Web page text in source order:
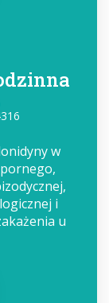
w
i
u